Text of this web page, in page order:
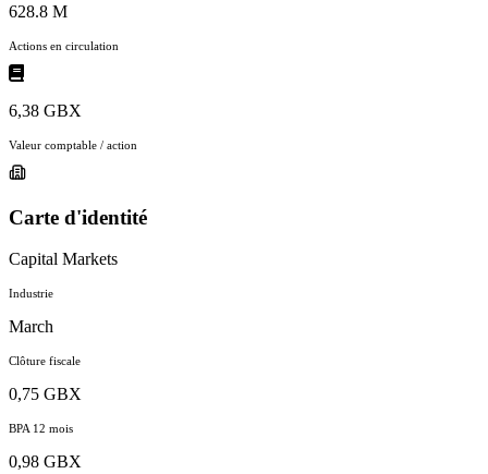
628.8 M
Actions en circulation
6,38 GBX
Valeur comptable / action
Carte d'identité
Capital Markets
Industrie
March
Clôture fiscale
0,75 GBX
BPA 12 mois
0,98 GBX